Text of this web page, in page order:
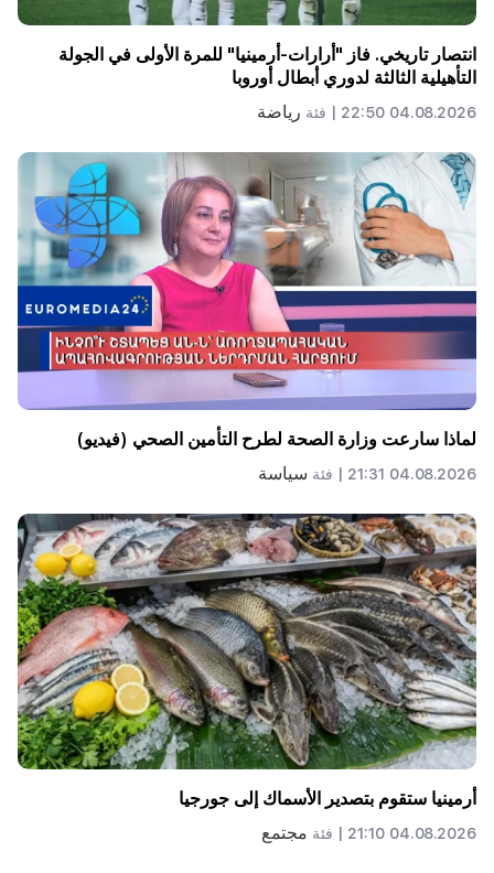
انتصار تاريخي. فاز "أرارات-أرمينيا" للمرة الأولى في الجولة
التأهيلية الثالثة لدوري أبطال أوروبا
04.08.2026 22:50 | فئة رياضة
لماذا سارعت وزارة الصحة لطرح التأمين الصحي (فيديو)
04.08.2026 21:31 | فئة سياسة
أرمينيا ستقوم بتصدير الأسماك إلى جورجيا
04.08.2026 21:10 | فئة مجتمع